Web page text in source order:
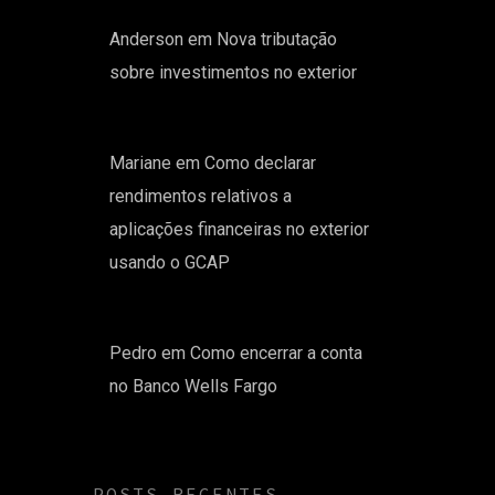
Anderson em Nova tributação
sobre investimentos no exterior
Mariane emComo declarar
rendimentos relativos a
aplicações financeiras no exterior
usando o GCAP
Pedro emComo encerrar a conta
no Banco Wells Fargo